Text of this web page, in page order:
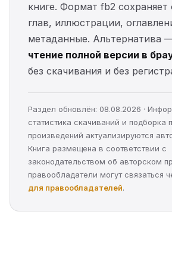
книге. Формат fb2 сохраняет
глав, иллюстрации,
метаданные. Альтернатива
чтение полной версии в
без скачивания и без
Раздел обновлён: 08.08.2026 ·
статистика скачиваний и подборка
произведений актуализируются
Книга размещена в соответствии с
законодательством об авторском
правообладатели могут связаться
для правообладателей.